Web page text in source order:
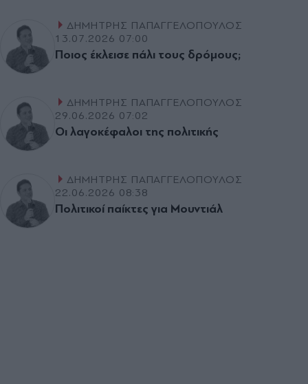
ΔΗΜΗΤΡΗΣ ΠΑΠΑΓΓΕΛΟΠΟΥΛΟΣ
13.07.2026 07:00
Ποιος έκλεισε πάλι τους δρόµους;
ΔΗΜΗΤΡΗΣ ΠΑΠΑΓΓΕΛΟΠΟΥΛΟΣ
29.06.2026 07:02
Οι λαγοκέφαλοι της πολιτικής
ΔΗΜΗΤΡΗΣ ΠΑΠΑΓΓΕΛΟΠΟΥΛΟΣ
22.06.2026 08:38
Πολιτικοί παίκτες για Μουντιάλ